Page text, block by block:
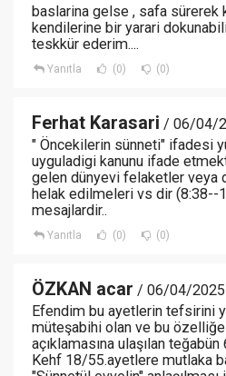
baslarina gelse , safa sürerek
kendilerine bir yarari
teskkür ederim....
Yanıtla (0) (0)
Ferhat Karasari / 06/04/
" Öncekilerin sünneti" ifadesi
uyguladigi kanunu ifade
gelen dünyevi felaketler veya
helak edilmeleri vs dir (8:38--
mesajlardir..
Yanıtla (0) (0)
ÖZKAN acar / 06/04/2025
Efendim bu ayetlerin tefsirini
müteşabihi olan ve bu özelliğe
açıklamasına ulaşılan
Kehf 18/55.ayetlere mutlaka